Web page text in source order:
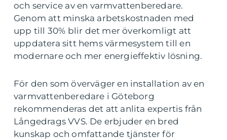
och service av en varmvattenberedare.
Genom att minska arbetskostnaden med
upp till 30% blir det mer överkomligt att
uppdatera sitt hems värmesystem till en
modernare och mer energieffektiv lösning.
För den som överväger en installation av en
varmvattenberedare i Göteborg
rekommenderas det att anlita expertis från
Långedrags VVS. De erbjuder en bred
kunskap och omfattande tjänster för